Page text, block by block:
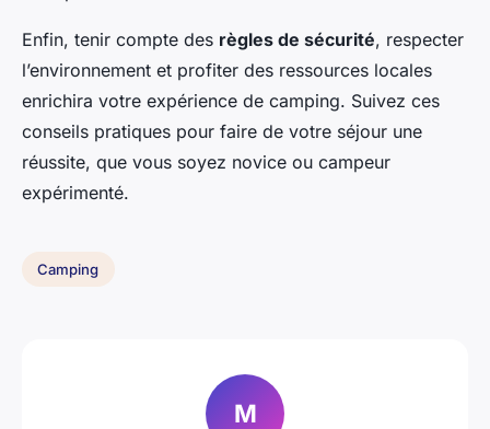
Enfin, tenir compte des règles de sécurité, respecter
l’environnement et profiter des ressources locales
enrichira votre expérience de camping. Suivez ces
conseils pratiques pour faire de votre séjour une
réussite, que vous soyez novice ou campeur
expérimenté.
Camping
M